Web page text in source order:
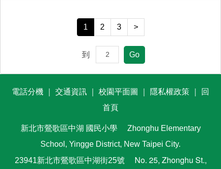
1 2 3 >
到 Go
電話分機 交通資訊 校園平面圖 隱私權政策
回
首頁
新北市鶯歌區中湖 國民小學
Zhonghu Elementary
School, Yingge District, New Taipei City.
23941新北市鶯歌區中湖街25號
No. 25, Zhonghu St.,